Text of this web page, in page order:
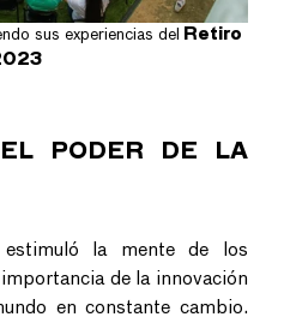
sus experiencias del
Retiro
EL PODER DE LA
estimuló la mente de los
de la innovación
en constante cambio.